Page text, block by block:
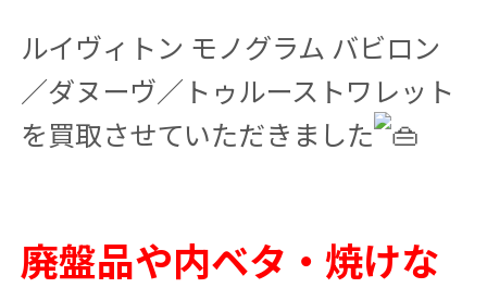
ルイヴィトン モノグラム バビロン
／ダヌーヴ／トゥルーストワレット
を買取させていただきました
廃盤品や内ベタ・焼けな